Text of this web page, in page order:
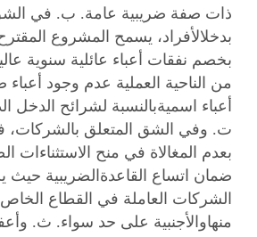
ذات صفة ضريبية عامة. ب‌. في
بدخلالأفراد، يسمح المشروع
بخصم نفقات أعباء عائلية سنوية
من الناحية العملية عدم وجود أعباء
أعباء اسميةبالنسبة لشرائح الدخل
ت‌. وفي الشق المتعلق بالشركات،
بعدم المغالاة في منح الاستثناءات
ضمان اتساع القاعدةالضريبية حيث
الشركات العاملة في القطاع
منهاوالأجنبية على حد سواء. ث‌.